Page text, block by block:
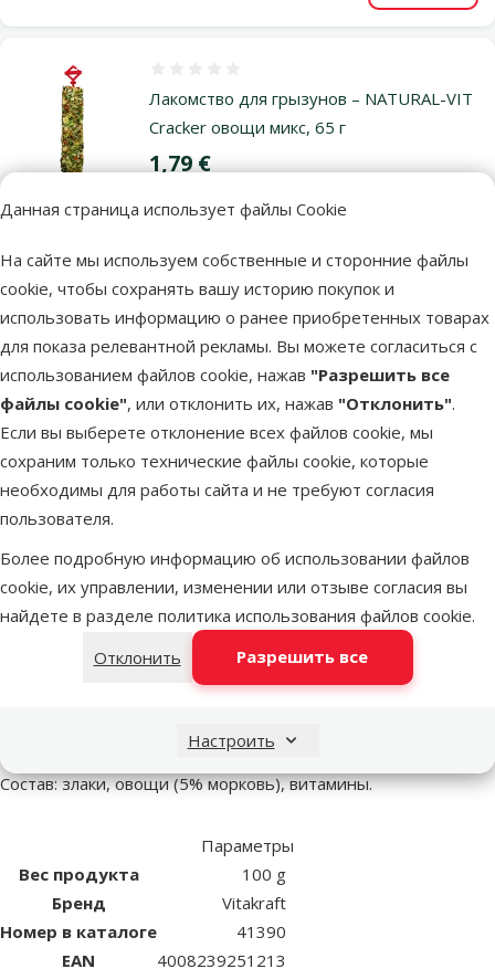
Данная страница использует файлы Cookie
На сайте мы используем собственные и сторонние файлы
cookie, чтобы сохранять вашу историю покупок и
использовать информацию о ранее приобретенных товарах
для показа релевантной рекламы. Вы можете согласиться с
использованием файлов cookie, нажав "Разрешить все
файлы cookie", или отклонить их, нажав "Отклонить".
Если вы выберете отклонение всех файлов cookie, мы
сохраним только технические файлы cookie, которые
необходимы для работы сайта и не требуют согласия
пользователя.
Более подробную информацию об использовании файлов
cookie, их управлении, изменении или отзыве согласия вы
найдете в разделе политика использования файлов cookie.
Отклонить
Разрешить все
Настроить
Лакомство для грызунов – NATURAL-VIT
Cracker овощи микс, 65 г
Цена
1,79 €
Лакомство для грызунов – NATURAL-VIT
Cracker морковь, 65 г
Оценка 0%
Цена
1,79 €
В наличии В
Другие подобные продукты
Лакомство для грузунов - VITAKRAFT Raviolos, 100 г
Описание
В начало страницы
Отличное лакомство с клетчаткой!
Состав: злаки, овощи (5% морковь), витамины.
Параметры
Вес продукта
100 g
Бренд
Vitakraft
Номер в каталоге
41390
EAN
4008239251213